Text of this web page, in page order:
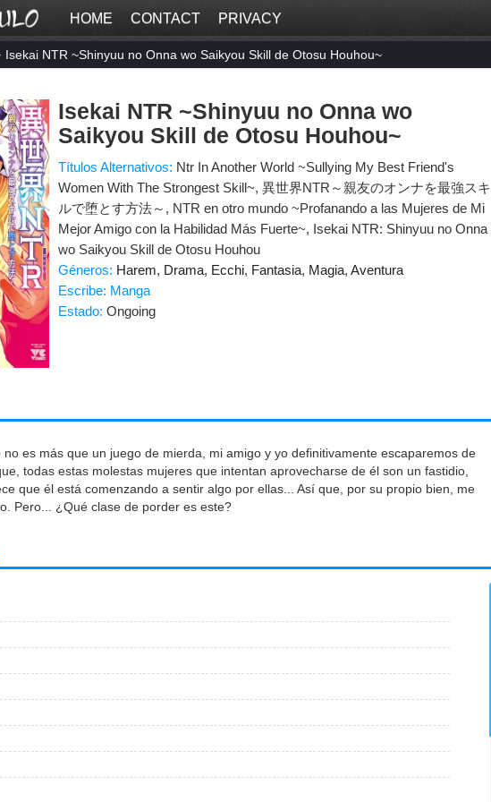
HOME CONTACT PRIVACY
Isekai NTR ~Shinyuu no Onna wo Saikyou Skill de Otosu Houhou~
Isekai NTR ~Shinyuu no Onna wo
Saikyou Skill de Otosu Houhou~
Títulos Alternativos: Ntr In Another World ~Sullying My Best Friend's
Women With The Strongest Skill~, 異世界NTR～親友のオンナを最強スキ
ルで堕とす方法～, NTR en otro mundo ~Profanando a las Mujeres de Mi
Mejor Amigo con la Habilidad Más Fuerte~, Isekai NTR: Shinyuu no Onna
wo Saikyou Skill de Otosu Houhou
Géneros: Harem, Drama, Ecchi, Fantasia, Magia, Aventura
Escribe: Manga
Estado: Ongoing
no es más que un juego de mierda, mi amigo y yo definitivamente escaparemos de
todas estas molestas mujeres que intentan aprovecharse de él son un fastidio,
que él está comenzando a sentir algo por ellas... Así que, por su propio bien, me
Pero... ¿Qué clase de porder es este?